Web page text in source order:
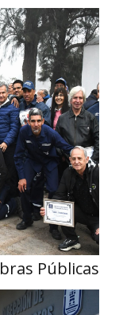
Públicas